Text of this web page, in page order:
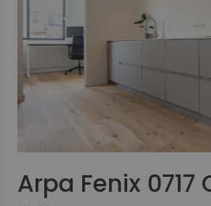
Arpa Fenix 0717